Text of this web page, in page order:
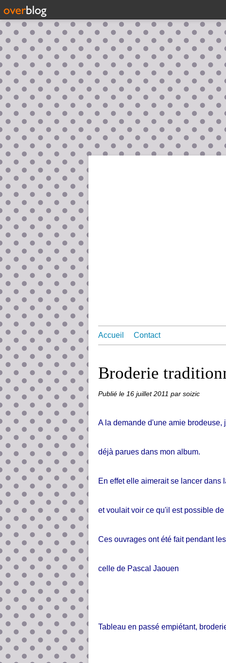
Accueil Contact
Broderie
Publié le 16 juillet 2011 par soizic
A la demande d'une amie brodeuse,
déjà parues dans mon album.
En effet elle aimerait se lancer dans
et voulait voir ce qu'il est possible de
Ces ouvrages ont été fait pendant
celle de Pascal Jaouen
Tableau en passé empiétant,